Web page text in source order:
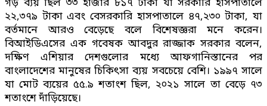
গড় ব্যয় ছিল ৩৩ হাজার ৮১৭ টাকা যা সরকারি হাসপাতালে
২২,৩৭৯ টাকা এবং বেসরকারি হাসপাতালে ৪৭,২৩০ টাকা, যা
বর্তমানে আরও বেড়েছে বলে বিশেষজ্ঞরা মনে করেন।
বিআইডিএসের এক গবেষক আবদুর রাজ্জাক সরকার বলেন,
দক্ষিণ এশিয়ার দেশগুলোর মধ্যে আফগানিস্তানের পর
বাংলাদেশের মানুষের চিকিৎসা ব্যয় সবচেয়ে বেশি। ১৯৯৭ সালে
যা মোট ব্যয়ের ৫৫.৯ শতাংশ ছিল, ২০২১ সালে তা বেড়ে ৭৩
শতাংশে দাঁড়িয়েছে।